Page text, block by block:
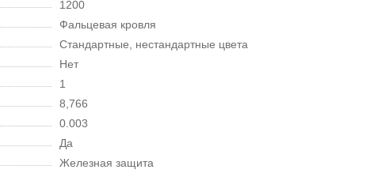
1200
Фальцевая кровля
Стандартные, нестандартные цвета
Нет
1
8,766
0.003
Да
Железная защита